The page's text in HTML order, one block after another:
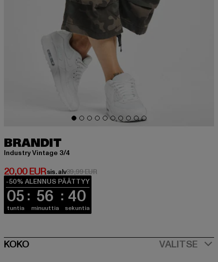
BRANDIT
Industry Vintage 3/4
20,00 EUR
Ajankohtainen hinta: 20,00 EUR
sis. alv39,99 EURKampanjahinta: 39,99 EUR
-50% ALENNUS PÄÄTTYY
05
tuntia
56
minuuttia
40
sekuntia
SIZE
KOKO VALITSE